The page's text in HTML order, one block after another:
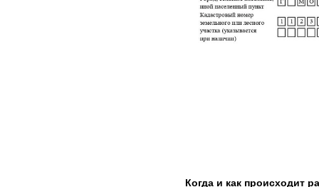
Когда и как происходит